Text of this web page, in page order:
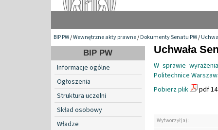
BIP PW/Wewnętrzne akty prawne/Dokumenty Senatu PW/
BIP PW
Informacje ogólne
Ogłoszenia
Struktura uczelni
Skład osobowy
Władze
Uchwała
W sprawie
Politechnice
Pobierz plik
pdf
Wytworzył(a):